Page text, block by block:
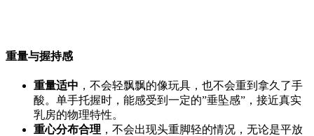
重量与握持感
重量适中 ，不会轻飘飘的像玩具，也不会重到拿久了手
酸。单手托握时，能感受到一定的”垂坠感”，接近真实
乳房的物理特性。
重心分布合理 ，不会出现头重脚轻的情况，无论是平放